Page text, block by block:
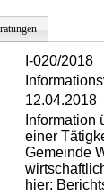
I-020/2018
12.04.2018
Information
einer
Gemeinde
hier: